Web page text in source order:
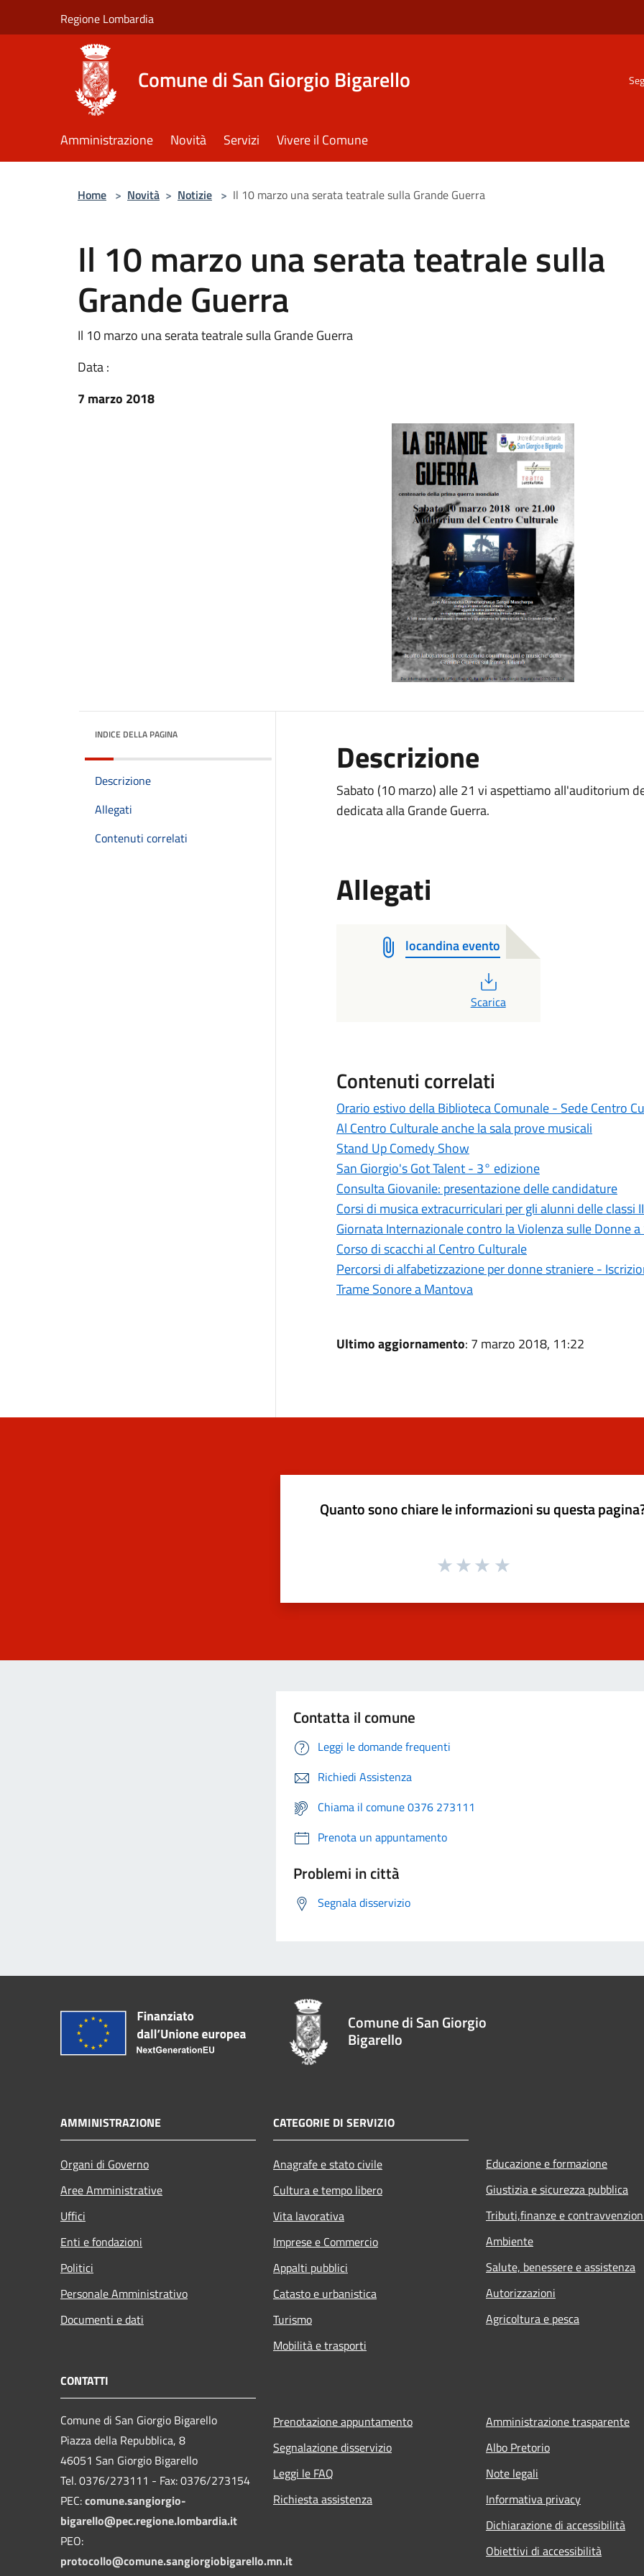
Regione Lombardia
Comune di San Giorgio Bigarello
Amministrazione Novità Servizi Vivere il Comune
Home > Novità > Notizie > Il 10 marzo una serata teatrale sulla Grande Guerra
Il 10 marzo una serata teatrale sulla
Grande Guerra
Il 10 marzo una serata teatrale sulla Grande Guerra
Data :
7 marzo 2018
INDICE DELLA PAGINA
Descrizione
Allegati
Contenuti correlati
Descrizione
Sabato (10 marzo) alle 21 vi aspettiamo all'auditorium
dedicata alla Grande Guerra.
Allegati
locandina evento
Scarica
Contenuti correlati
Orario estivo della Biblioteca Comunale - Sede Centro
Al Centro Culturale anche la sala prove musicali
Stand Up Comedy Show
San Giorgio's Got Talent - 3° edizione
Consulta Giovanile: presentazione delle candidature
Corsi di musica extracurriculari per gli alunni delle classi
Giornata Internazionale contro la Violenza sulle Donne
Corso di scacchi al Centro Culturale
Percorsi di alfabetizzazione per donne straniere -
Trame Sonore a Mantova
Ultimo aggiornamento: 7 marzo 2018, 11:22
Quanto sono chiare le informazioni su questa
Contatta il comune
Leggi le domande frequenti
Richiedi Assistenza
Chiama il comune 0376 273111
Prenota un appuntamento
Problemi in città
Segnala disservizio
Comune di San Giorgio
Bigarello
AMMINISTRAZIONE
Organi di Governo
Aree Amministrative
Uffici
Enti e fondazioni
Politici
Personale Amministrativo
Documenti e dati
CATEGORIE DI SERVIZIO
Anagrafe e stato civile
Cultura e tempo libero
Vita lavorativa
Imprese e Commercio
Appalti pubblici
Catasto e urbanistica
Turismo
Mobilità e trasporti
Educazione e formazione
Giustizia e sicurezza pubblica
Tributi,finanze e
Ambiente
Salute, benessere e assistenza
Autorizzazioni
Agricoltura e pesca
CONTATTI
Comune di San Giorgio Bigarello
Piazza della Repubblica, 8
46051 San Giorgio Bigarello
Tel. 0376/273111 - Fax: 0376/273154
PEC:comune.sangiorgio-
bigarello@pec.regione.lombardia.it
PEO:
protocollo@comune.sangiorgiobigarello.mn.it
Prenotazione appuntamento
Segnalazione disservizio
Leggi le FAQ
Richiesta assistenza
Amministrazione trasparente
Albo Pretorio
Note legali
Informativa privacy
Dichiarazione di accessibilità
Obiettivi di accessibilità